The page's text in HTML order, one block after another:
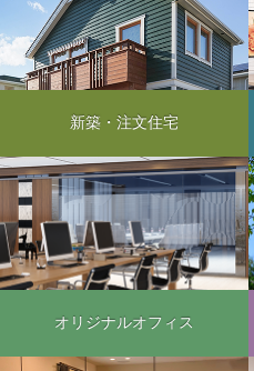
新築・注文住宅
オリジナルオフィス